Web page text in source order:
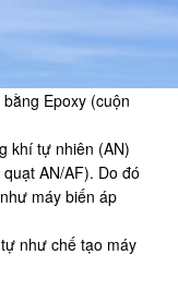
Epoxy (cuộn
khí tự nhiên (AN)
AN/AF). Do đó
máy biến áp
như chế tạo máy